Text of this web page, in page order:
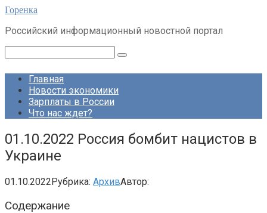
Перейти
контенту
Горенка
Российский информационный новостной портал
Главная
Новости экономики
Зарплаты в России
Что нас ждет?
01.10.2022 Россия бомбит нацистов в
Украине
01.10.2022Рубрика: АрхивАвтор:
Содержание